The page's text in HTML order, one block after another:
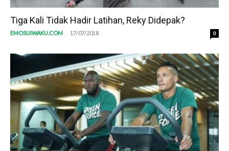
Tiga Kali Tidak Hadir Latihan, Reky Didepak?
EMOSIJIWAKU.COM - 17/07/2018 0